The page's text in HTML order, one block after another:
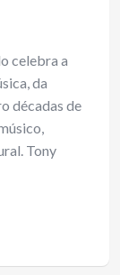
celebra a
da
décadas de
Tony